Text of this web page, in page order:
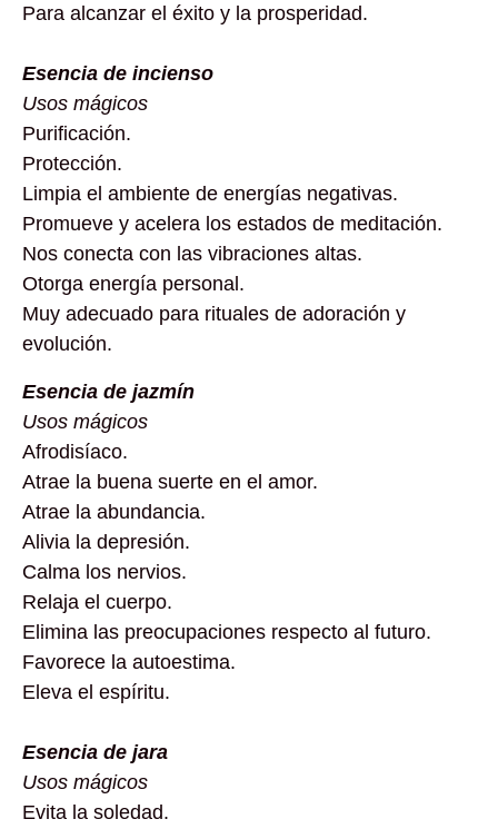
Para alcanzar el éxito y la prosperidad.
Esencia de incienso
Usos mágicos
Purificación.
Protección.
Limpia el ambiente de energías negativas.
Promueve y acelera los estados de meditación.
Nos conecta con las vibraciones altas.
Otorga energía personal.
Muy adecuado para rituales de adoración y
evolución.
Esencia de jazmín
Usos mágicos
Afrodisíaco.
Atrae la buena suerte en el amor.
Atrae la abundancia.
Alivia la depresión.
Calma los nervios.
Relaja el cuerpo.
Elimina las preocupaciones respecto al futuro.
Favorece la autoestima.
Eleva el espíritu.
Esencia de jara
Usos mágicos
Evita la soledad.